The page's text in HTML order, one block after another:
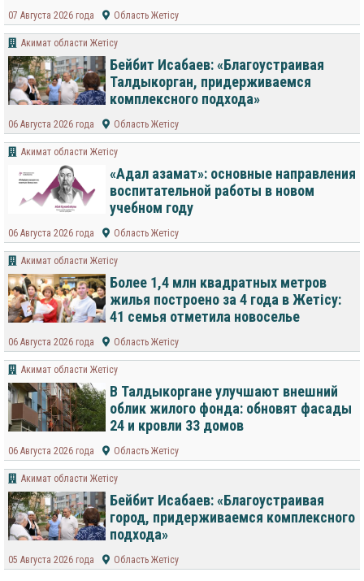
07 Августа 2026 года Область Жетісу
Акимат области Жетісу
Бейбит Исабаев: «Благоустраивая
Талдыкорган, придерживаемся
комплексного подхода»
06 Августа 2026 года Область Жетісу
Акимат области Жетісу
«Адал азамат»: основные направления
воспитательной работы в новом
учебном году
06 Августа 2026 года Область Жетісу
Акимат области Жетісу
Более 1,4 млн квадратных метров
жилья построено за 4 года в Жетісу:
41 семья отметила новоселье
06 Августа 2026 года Область Жетісу
Акимат области Жетісу
В Талдыкоргане улучшают внешний
облик жилого фонда: обновят фасады
24 и кровли 33 домов
06 Августа 2026 года Область Жетісу
Акимат области Жетісу
Бейбит Исабаев: «Благоустраивая
город, придерживаемся комплексного
подхода»
05 Августа 2026 года Область Жетісу